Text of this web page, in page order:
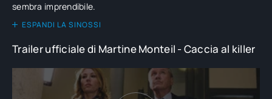
sembra imprendibile.
ESPANDI LA SINOSSI
Trailer ufficiale di Martine Monteil - Caccia al killer